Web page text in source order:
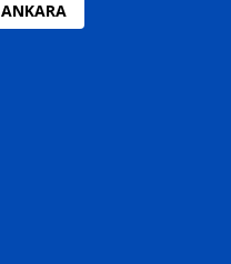
ANKARA